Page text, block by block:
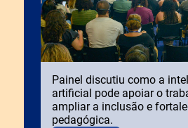
Painel discutiu como a
artificial pode apoiar o
ampliar a inclusão e
pedagógica.